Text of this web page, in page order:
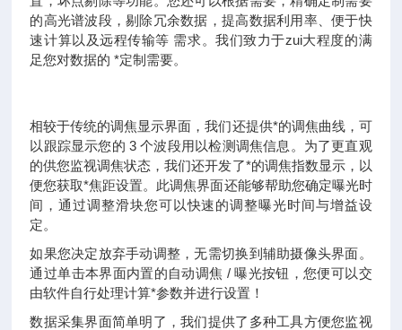
的高光谱波段，剔除冗余数据，提高数据利用率、便于快
速计算以及远程传输等 需求。我们致力于zui大程度的满
足您对数据的 *定制需要。
相较于传统的调焦显示界面，我们还提供*的调焦曲线，可
以跟踪显示您的 3 个波段用以检测调焦信息。为了更直观
的供您监视调焦状态，我们还开发了*的调焦指数显示，以
便您获取*焦距设置。此调焦界面还能够帮助您确定曝光时
间，通过调整滑块您可以快速的调整曝光时间与增益设
定。
如果您决定放弃手动调整，无需切换到辅助摄像头界面。
通过单击本界面内置的自动调焦 / 曝光按钮，您便可以交
由软件自行处理计算*参数并进行设置！
数据采集界面简单明了，我们提供了多种工具方便您监视